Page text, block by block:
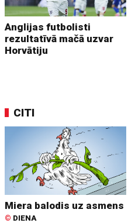
Anglijas futbolisti
rezultatīvā mačā uzvar
Horvātiju
CITI
Miera balodis uz asmens
© DIENA